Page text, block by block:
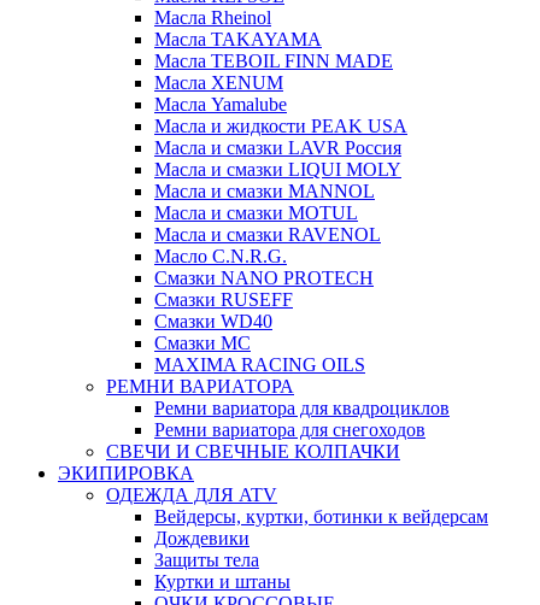
Масла Rheinol
Масла TAKAYAMA
Масла TEBOIL FINN MADE
Масла XENUM
Масла Yamalube
Масла и жидкости PEAK USA
Масла и смазки LAVR Россия
Масла и смазки LIQUI MOLY
Масла и смазки MANNOL
Масла и смазки MOTUL
Масла и смазки RAVENOL
Масло C.N.R.G.
Смазки NANO PROTECH
Смазки RUSEFF
Смазки WD40
Смазки МС
MAXIMA RACING OILS
РЕМНИ ВАРИАТОРА
Ремни вариатора для квадроциклов
Ремни вариатора для снегоходов
СВЕЧИ И СВЕЧНЫЕ КОЛПАЧКИ
ЭКИПИРОВКА
ОДЕЖДА ДЛЯ ATV
Вейдерсы, куртки, ботинки к вейдерсам
Дождевики
Защиты тела
Куртки и штаны